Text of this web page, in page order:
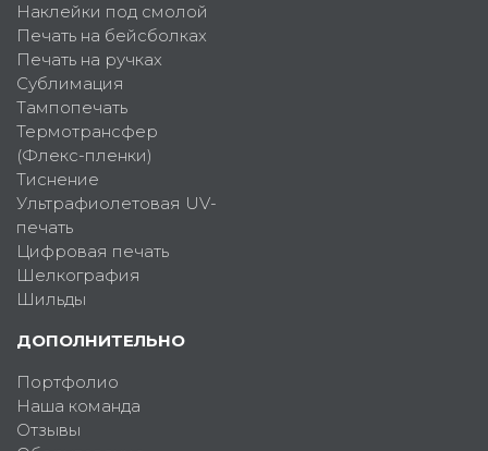
Наклейки под смолой
Печать на бейсболках
Печать на ручках
Сублимация
Тампопечать
Термотрансфер
(Флекс-пленки)
Тиснение
Ультрафиолетовая UV-
печать
Цифровая печать
Шелкография
Шильды
ДОПОЛНИТЕЛЬНО
Портфолио
Наша команда
Отзывы